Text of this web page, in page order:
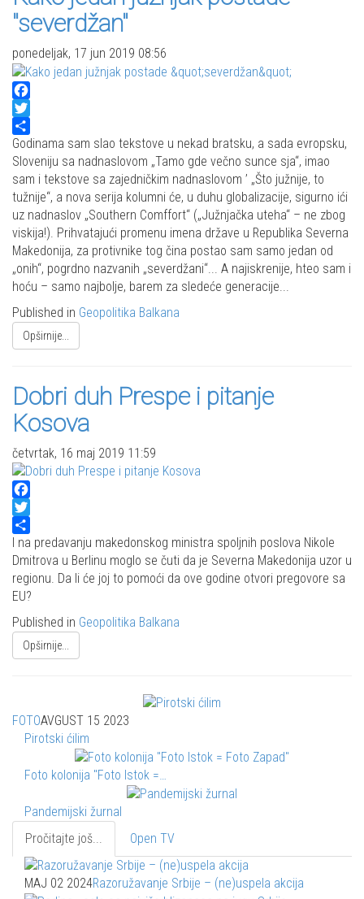
"severdžan"
ponedeljak, 17 jun 2019 08:56
Facebook
Twitter
Share
Godinama sam slao tekstove u nekad bratsku, a sada evropsku,
Sloveniju sa nadnaslovom „Tamo gde večno sunce sja“, imao
sam i tekstove sa zajedničkim nadnaslovom ’ „Što južnije, to
tužnije“, a nova serija kolumni će, u duhu globalizacije, sigurno ići
uz nadnaslov „Southern Comffort“ („Južnjačka uteha“ – ne zbog
viskija!). Prihvatajući promenu imena države u Republika Severna
Makedonija, za protivnike tog čina postao sam samo jedan od
„onih“, pogrdno nazvanih „severdžani“... A najiskrenije, hteo sam i
hoću – samo najbolje, barem za sledeće generacije...
Published in Geopolitika Balkana
Opširnije...
Dobri duh Prespe i pitanje
Kosova
četvrtak, 16 maj 2019 11:59
Facebook
Twitter
Share
I na predavanju makedonskog ministra spoljnih poslova Nikole
Dmitrova u Berlinu moglo se čuti da je Severna Makedonija uzor u
regionu. Da li će joj to pomoći da ove godine otvori pregovore sa
EU?
Published in Geopolitika Balkana
Opširnije...
FOTOAVGUST 15 2023
Pirotski ćilim
Foto kolonija "Foto Istok =…
Pandemijski žurnal
Pročitajte još...
Open TV
MAJ 02 2024Razoružavanje Srbije – (ne)uspela akcija